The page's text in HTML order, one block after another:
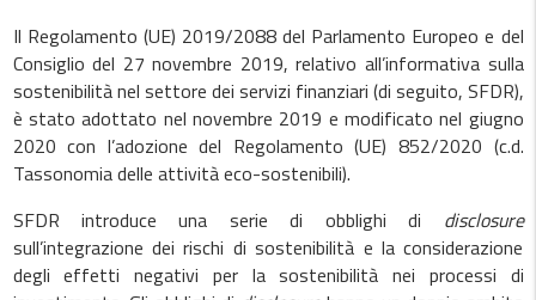
Il Regolamento (UE) 2019/2088 del Parlamento Europeo e del
Consiglio del 27 novembre 2019, relativo all’informativa sulla
sostenibilità nel settore dei servizi finanziari (di seguito, SFDR),
è stato adottato nel novembre 2019 e modificato nel giugno
2020 con l’adozione del Regolamento (UE) 852/2020 (c.d.
Tassonomia delle attività eco-sostenibili).
SFDR introduce una serie di obblighi di disclosure
sull’integrazione dei rischi di sostenibilità e la considerazione
degli effetti negativi per la sostenibilità nei processi di